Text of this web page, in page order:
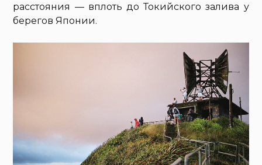
расстояния — вплоть до Токийского залива у
берегов Японии.